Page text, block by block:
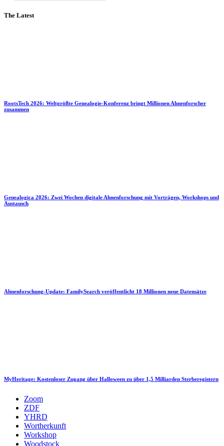
The Latest
RootsTech 2026: Weltgrößte Genealogie-Konferenz bringt Millionen Ahnenforscher
zusammen
Genealogica 2026: Zwei Wochen digitale Ahnenforschung mit Vorträgen, Workshops und
Austausch
Ahnenforschung-Update: FamilySearch veröffentlicht 18 Millionen neue Datensätze
MyHeritage: Kostenloser Zugang über Halloween zu über 1,5 Milliarden Sterberegistern
Zoom
ZDF
YHRD
Wortherkunft
Workshop
Woodstock